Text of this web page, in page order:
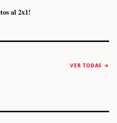
al 2x1!
VER TODAS →
anuncia “Reality